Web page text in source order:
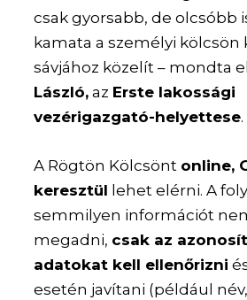
csak gyorsabb, de olcsóbb
kamata a személyi kölcsön
sávjához közelít – mondta el
László, az Erste lakossági
vezérigazgató-helyettese.
A Rögtön Kölcsönt online,
keresztül lehet elérni. A
semmilyen információt
megadni, csak az
adatokat kell ellenőrizni
esetén javítani (például